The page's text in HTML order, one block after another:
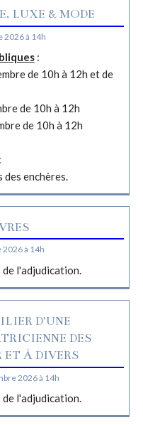
LUXE & MODE
2026 à 14h
:
de 10h à 12h et de
de 10h à 12h
de 10h à 12h
:
des enchères.
2026 à 14h
de l'adjudication.
D'UNE
DES
ET À DIVERS
2026 à 14h
de l'adjudication.